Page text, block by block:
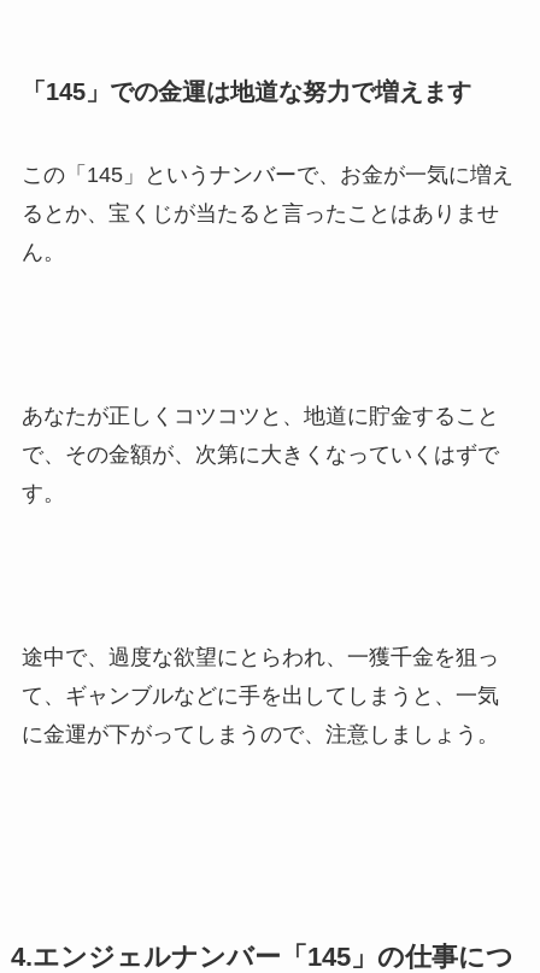
「145」での金運は地道な努力で増えます
この「145」というナンバーで、お金が一気に増え
るとか、宝くじが当たると言ったことはありませ
ん。
あなたが正しくコツコツと、地道に貯金すること
で、その金額が、次第に大きくなっていくはずで
す。
途中で、過度な欲望にとらわれ、一獲千金を狙っ
て、ギャンブルなどに手を出してしまうと、一気
に金運が下がってしまうので、注意しましょう。
4.エンジェルナンバー「145」の仕事につ